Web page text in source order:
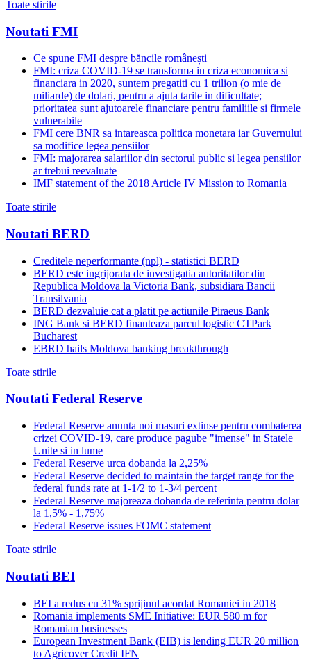
Toate stirile
Noutati FMI
Ce spune FMI despre băncile românești
FMI: criza COVID-19 se transforma in criza economica si
financiara in 2020, suntem pregatiti cu 1 trilion (o mie de
miliarde) de dolari, pentru a ajuta tarile in dificultate;
prioritatea sunt ajutoarele financiare pentru familiile si firmele
vulnerabile
FMI cere BNR sa intareasca politica monetara iar Guvernului
sa modifice legea pensiilor
FMI: majorarea salariilor din sectorul public si legea pensiilor
ar trebui reevaluate
IMF statement of the 2018 Article IV Mission to Romania
Toate stirile
Noutati BERD
Creditele neperformante (npl) - statistici BERD
BERD este ingrijorata de investigatia autoritatilor din
Republica Moldova la Victoria Bank, subsidiara Bancii
Transilvania
BERD dezvaluie cat a platit pe actiunile Piraeus Bank
ING Bank si BERD finanteaza parcul logistic CTPark
Bucharest
EBRD hails Moldova banking breakthrough
Toate stirile
Noutati Federal Reserve
Federal Reserve anunta noi masuri extinse pentru combaterea
crizei COVID-19, care produce pagube "imense" in Statele
Unite si in lume
Federal Reserve urca dobanda la 2,25%
Federal Reserve decided to maintain the target range for the
federal funds rate at 1-1/2 to 1-3/4 percent
Federal Reserve majoreaza dobanda de referinta pentru dolar
la 1,5% - 1,75%
Federal Reserve issues FOMC statement
Toate stirile
Noutati BEI
BEI a redus cu 31% sprijinul acordat Romaniei in 2018
Romania implements SME Initiative: EUR 580 m for
Romanian businesses
European Investment Bank (EIB) is lending EUR 20 million
to Agricover Credit IFN